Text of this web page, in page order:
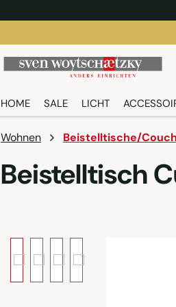
HOME SALE LICHT
Wohnen Beistelltische/
Beistelltisch